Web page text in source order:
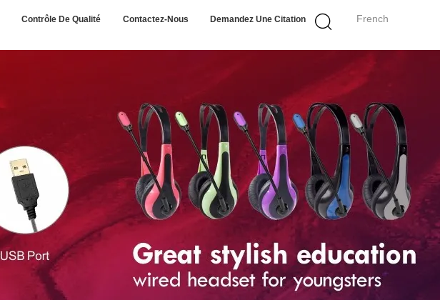
French
Contrôle De Qualité Contactez-Nous Demandez Une Citation